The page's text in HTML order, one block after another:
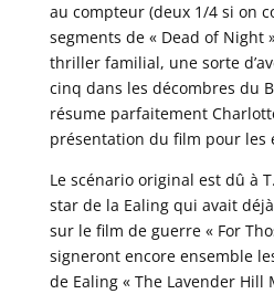
au compteur (deux 1/4 si on
segments de « Dead of Night
thriller familial, une sorte
cinq dans les décombres du
résume parfaitement
présentation du film pour les
Le scénario original est dû à
star de la Ealing qui avait
sur le film de guerre « For
signeront encore ensemble
de Ealing « The Lavender Hill